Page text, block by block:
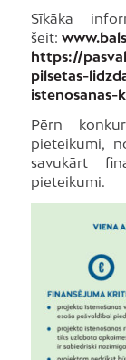
Sīkāka
šeit:
https://
pilsetas-
istenosanas-
Pērn
pieteikumi,
savukārt
pieteikumi.